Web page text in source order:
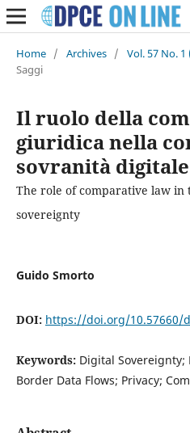
Home / Archives / Vol. 57 No. 1
Saggi
Il ruolo della
giuridica nella
sovranità digitale
The role of comparative law
sovereignty
Guido Smorto
DOI: https://doi.org/10.57660/
Keywords: Digital Sovereignty;
Border Data Flows; Privacy;